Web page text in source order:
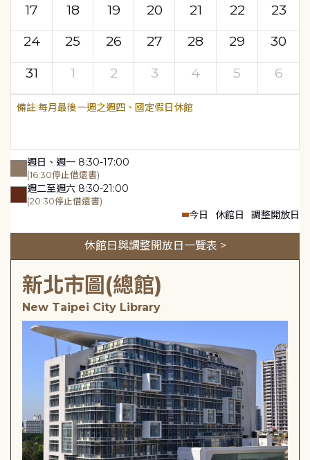
17
18 19 20 21 22
23
24
25 26 27 28 29
30
31
1 2 3 4 5 6
每月最後一週之週四、國定假日休館
週日、週一 8:30-17:00
(16:30停止借還書)
週二至週六 8:30-21:00
(20:30停止借還書)
今日 休館日 調整開放日
休館日與調整開放日一覽表 >
新北市圖(總館)
New Taipei City Library